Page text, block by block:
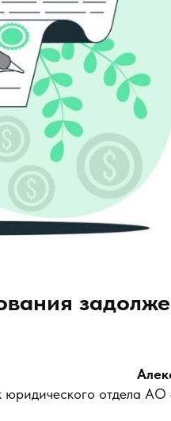
юридического отдела